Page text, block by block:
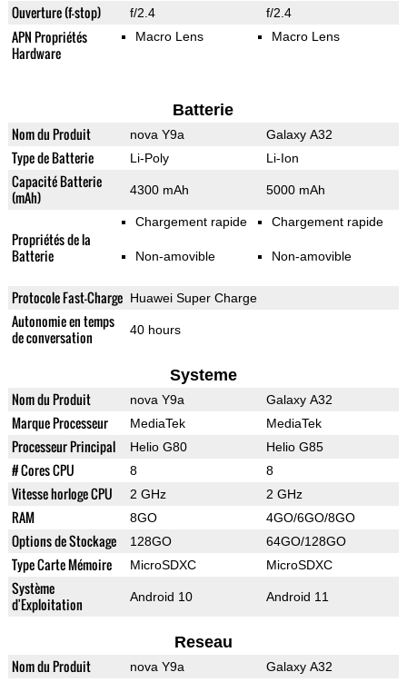
Ouverture (f-stop) f/2.4 f/2.4
APN Propriétés
Hardware
Macro Lens Macro Lens
Batterie
Nom du Produit nova Y9a Galaxy A32
Type de Batterie Li-Poly Li-Ion
Capacité Batterie
(mAh)
4300 mAh 5000 mAh
Propriétés de la
Batterie
Chargement rapide
Non-amovible
Chargement rapide
Non-amovible
Protocole Fast-Charge Huawei Super Charge
Autonomie en temps
de conversation
40 hours
Systeme
Nom du Produit nova Y9a Galaxy A32
Marque Processeur MediaTek MediaTek
Processeur Principal Helio G80 Helio G85
# Cores CPU 8 8
Vitesse horloge CPU 2 GHz 2 GHz
RAM 8GO 4GO/6GO/8GO
Options de Stockage 128GO 64GO/128GO
Type Carte Mémoire MicroSDXC MicroSDXC
Système
d'Exploitation
Android 10 Android 11
Reseau
Nom du Produit nova Y9a Galaxy A32